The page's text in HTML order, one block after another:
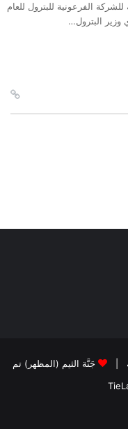
الفرعونية للبترول للعام
جَنَّة الثيم (المظهر) تم